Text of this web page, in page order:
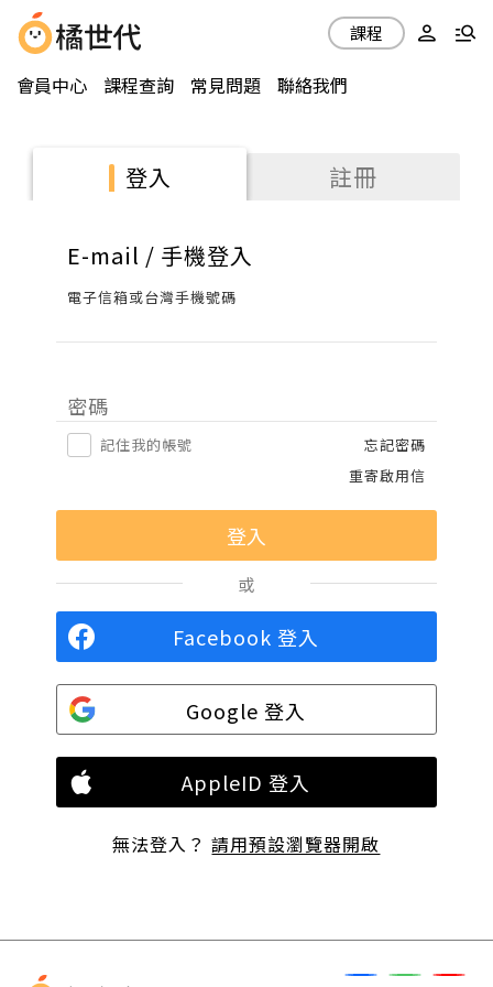
會員中心 課程查詢 常見問題 聯絡我們
課程
登入 註冊
E-mail / 手機登入
電子信箱或台灣手機號碼
密碼
記住我的帳號
忘記密碼
重寄啟用信
或
Facebook 登入
Google 登入
AppleID 登入
無法登入？請用預設瀏覽器開啟